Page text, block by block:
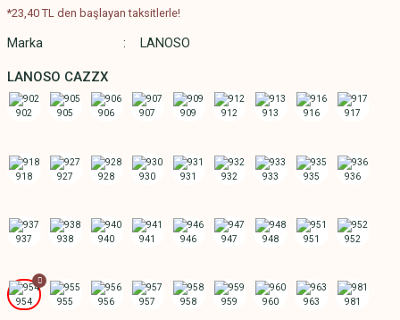
*23,40 TL den başlayan taksitlerle!
Marka LANOSO
LANOSO CAZZX